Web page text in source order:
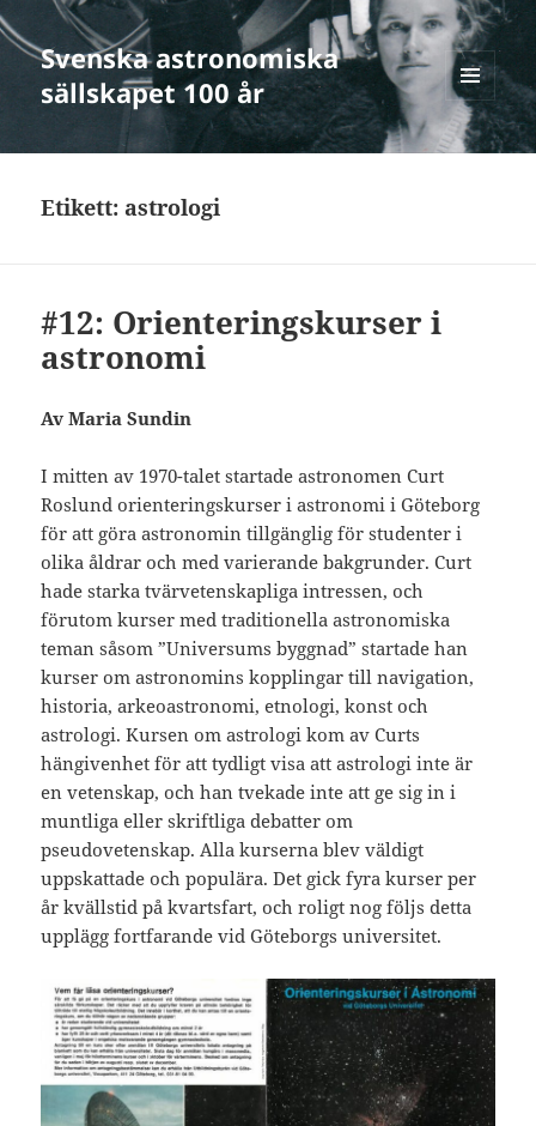
Svenska astronomiska
sällskapet 100 år
MENY
OCH
WIDGETS
Etikett: astrologi
#12: Orienteringskurser i
astronomi
Av Maria Sundin
I mitten av 1970-talet startade astronomen Curt
Roslund orienteringskurser i astronomi i Göteborg
för att göra astronomin tillgänglig för studenter i
olika åldrar och med varierande bakgrunder. Curt
hade starka tvärvetenskapliga intressen, och
förutom kurser med traditionella astronomiska
teman såsom ”Universums byggnad” startade han
kurser om astronomins kopplingar till navigation,
historia, arkeoastronomi, etnologi, konst och
astrologi. Kursen om astrologi kom av Curts
hängivenhet för att tydligt visa att astrologi inte är
en vetenskap, och han tvekade inte att ge sig in i
muntliga eller skriftliga debatter om
pseudovetenskap. Alla kurserna blev väldigt
uppskattade och populära. Det gick fyra kurser per
år kvällstid på kvartsfart, och roligt nog följs detta
upplägg fortfarande vid Göteborgs universitet.